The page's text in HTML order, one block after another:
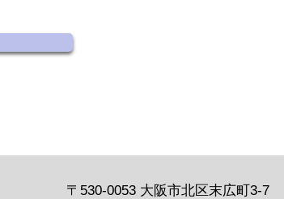
〒530-0053 大阪市北区末広町3-7